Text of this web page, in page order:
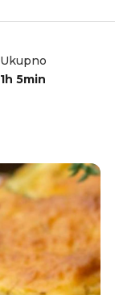
Ukupno
1h 5min